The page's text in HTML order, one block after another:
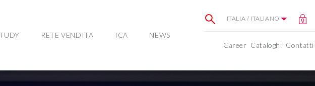
RETE VENDITA ICA NEWS
ITALIA / ITALIANO
Career Cataloghi Contatti